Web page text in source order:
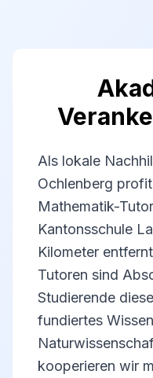
Als lokale
Ochlenberg
Mathematik-
Kantonsschule
Kilometer
Tutoren sind
Studierende
fundiertes
kooperieren wir